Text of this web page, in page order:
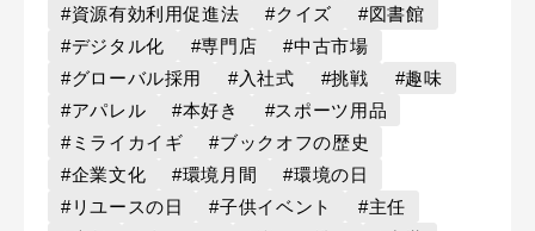
#資源有効利用促進法
#クイズ
#図書館
#デジタル化
#専門店
#中古市場
#グローバル採用
#入社式 #挑戦
#趣味
#アパレル
#本好き
#スポーツ用品
#ミライカイギ
#ブックオフの歴史
#企業文化
#環境月間
#環境の日
#リユースの日
#子供イベント
#主任